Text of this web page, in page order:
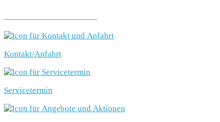
Kontakt/Anfahrt
Servicetermin